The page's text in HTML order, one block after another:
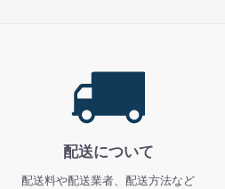
配送について
配送料や配送業者、配送方法など